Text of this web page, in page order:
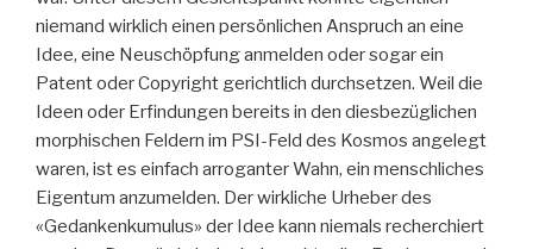
niemand wirklich einen persönlichen Anspruch an eine
Idee, eine Neuschöpfung anmelden oder sogar ein
Patent oder Copyright gerichtlich durchsetzen. Weil die
Ideen oder Erfindungen bereits in den diesbezüglichen
morphischen Feldern im PSI-Feld des Kosmos angelegt
waren, ist es einfach arroganter Wahn, ein menschliches
Eigentum anzumelden. Der wirkliche Urheber des
«Gedankenkumulus» der Idee kann niemals recherchiert